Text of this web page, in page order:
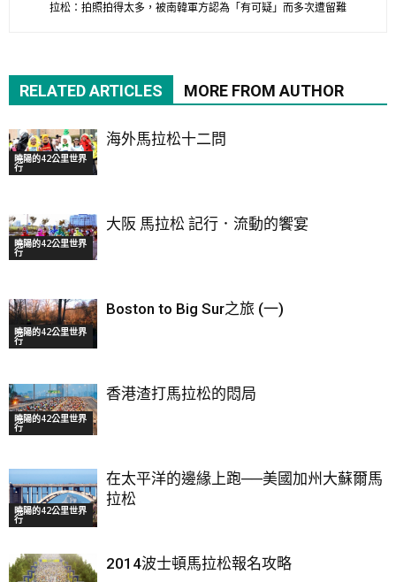
拉松：拍照拍得太多，被南韓軍方認為「有可疑」而多次遭留難
RELATED ARTICLES MORE FROM AUTHOR
曉陽的42公里世界
行
海外馬拉松十二問
曉陽的42公里世界
行
大阪 馬拉松 記行．流動的饗宴
曉陽的42公里世界
行
Boston to Big Sur之旅 (一)
曉陽的42公里世界
行
香港渣打馬拉松的悶局
曉陽的42公里世界
行
在太平洋的邊緣上跑──美國加州大蘇爾馬
拉松
2014波士頓馬拉松報名攻略